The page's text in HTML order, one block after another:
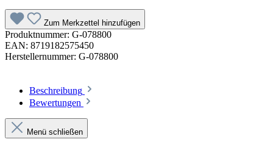
Zum Merkzettel hinzufügen
Produktnummer: G-078800
EAN: 8719182575450
Herstellernummer: G-078800
Beschreibung
Bewertungen
Menü schließen